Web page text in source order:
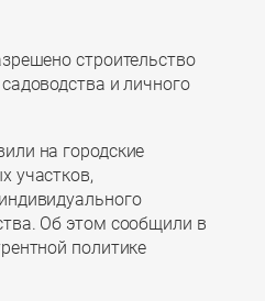
строительство
и личного
на городские
участков,
Об этом сообщили в
политике